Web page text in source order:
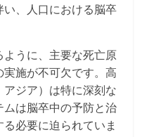
、人口における脳卒
うに、主要な死亡原
施が不可欠です。高
ジア）は特に深刻な
は脳卒中の予防と治
必要に迫られていま